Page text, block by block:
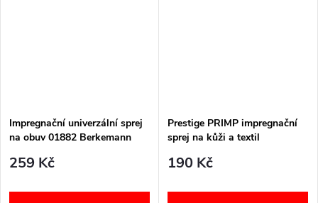
Impregnační univerzální sprej
na obuv 01882 Berkemann
259 Kč
Prestige PRIMP impregnační
sprej na kůži a textil
190 Kč